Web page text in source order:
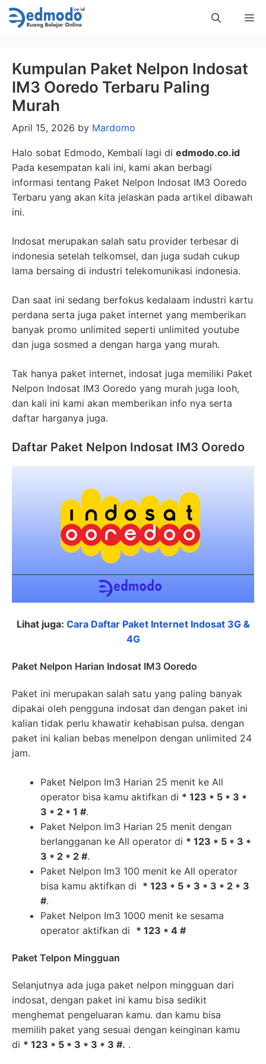
Skip
to
Kumpulan Paket Nelpon Indosat
IM3 Ooredo Terbaru Paling
Murah
April 15, 2026 by Mardomo
Halo sobat Edmodo, Kembali lagi di edmodo.co.id
Pada kesempatan kali ini, kami akan berbagi
informasi tentang Paket Nelpon Indosat IM3 Ooredo
Terbaru yang akan kita jelaskan pada artikel dibawah
ini.
Indosat merupakan salah satu provider terbesar di
indonesia setelah telkomsel, dan juga sudah cukup
lama bersaing di industri telekomunikasi indonesia.
Dan saat ini sedang berfokus kedalaam industri kartu
perdana serta juga paket internet yang memberikan
banyak promo unlimited seperti unlimited youtube
dan juga sosmed a dengan harga yang murah.
Tak hanya paket internet, indosat juga memiliki Paket
Nelpon Indosat IM3 Ooredo yang murah juga looh,
dan kali ini kami akan memberikan info nya serta
daftar harganya juga.
Daftar Paket Nelpon Indosat IM3 Ooredo
Lihat juga: Cara Daftar Paket Internet Indosat 3G &
4G
Paket Nelpon Harian Indosat IM3 Ooredo
Paket ini merupakan salah satu yang paling banyak
dipakai oleh pengguna indosat dan dengan paket ini
kalian tidak perlu khawatir kehabisan pulsa. dengan
paket ini kalian bebas menelpon dengan unlimited 24
jam.
Paket Nelpon Im3 Harian 25 menit ke All
operator bisa kamu aktifkan di * 123 * 5 * 3 *
3 * 2 * 1 #.
Paket Nelpon Im3 Harian 25 menit dengan
berlangganan ke All operator di * 123 * 5 * 3 *
3 * 2 * 2 #.
Paket Nelpon Im3 100 menit ke All operator
bisa kamu aktifkan di * 123 * 5 * 3 * 3 * 2 * 3
#.
Paket Nelpon Im3 1000 menit ke sesama
operator aktifkan di * 123 * 4 #
Paket Telpon Mingguan
Selanjutnya ada juga paket nelpon mingguan dari
indosat, dengan paket ini kamu bisa sedikit
menghemat pengeluaran kamu. dan kamu bisa
memilih paket yang sesuai dengan keinginan kamu
di * 123 * 5 * 3 * 3 * 3 #. .